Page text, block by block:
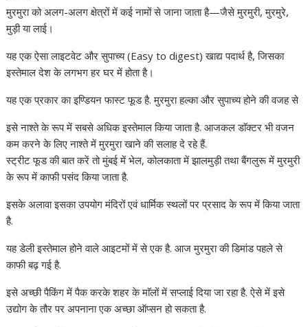
मुरमुरा को अलग-अलग क्षेत्रों में कई नामों से जाना जाता है—जैसे मुरमुरी, मुरमुरे,
मुड़ी या लाई।
यह एक ऐसा लाइटवेट और सुपाच्य (Easy to digest) खाद्य पदार्थ है, जिसका
इस्तेमाल देश के लगभग हर घर में होता है।
यह एक प्रकार का इण्डियन फास्ट फूड है. मुरमुरा हल्का और सुपाच्य होने की वजह से
इसे नाश्ते के रूप में सबसे अधिक इस्तेमाल किया जाता है. आजकल डाॅक्टर भी वजन
कम करने के लिए नाश्ते में मुरमुरा खाने की सलाह दे रहे हैं.
स्ट्रीट फूड की बात करें तो मुंबई में भेल, कोलकाता में झालमुड़ी तथा बैंगलुरू में मुरमुरी
के रूप में काफी पसंद किया जाता है.
इसके अलावा इसका उपयोग मंदिरों एवं धार्मिक स्थलों पर प्रसाद के रूप में किया जाता
है.
यह डेली इस्तेमाल होने वाले आइटमों में से एक है. आज मुरमुरा की डिमांड पहले से
काफी बढ़ गई है.
इसे अच्छी पैकिंग में पैक करके शहर के माॅलों में सप्लाई दिया जा रहा है. ऐसे में इसे
उद्योग के तौर पर अपनाना एक अच्छा ऑप्सन हो सकता है.